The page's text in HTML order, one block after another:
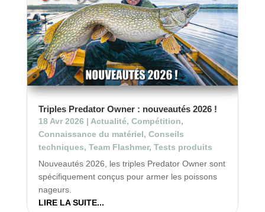
Triples Predator Owner : nouveautés 2026 !
18 Avr 2026 | Actualité, Compétition,
Connaissance du matériel, Conseils
techniques, Team Flashmer, Tests produits
Nouveautés 2026, les triples Predator Owner sont
spécifiquement conçus pour armer les poissons
nageurs.
LIRE LA SUITE...